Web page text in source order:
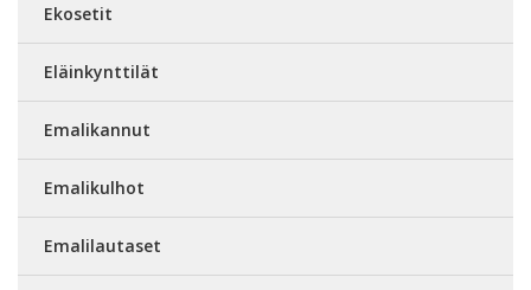
Ekosetit
Eläinkynttilät
Emalikannut
Emalikulhot
Emalilautaset